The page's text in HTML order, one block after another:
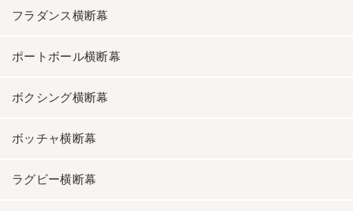
フラダンス横断幕
ポートボール横断幕
ボクシング横断幕
ボッチャ横断幕
ラグビー横断幕